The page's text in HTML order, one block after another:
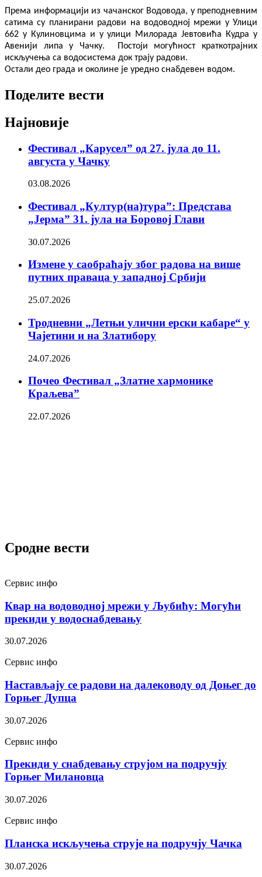
Према информацији из чачанског Водовода, у преподневним
сатима су планирани радови на водоводној мрежи у Улици
662 у Кулиновцима и у улици Милорада Јевтовића Кудра у
Авенији липа у Чачку. Постоји могућност краткотрајних
искључења са водосистема док трају радови.
Остали део града и околине је уредно снабдевен водом.
Поделите вести
Најновије
Фестивал „Карусел” од 27. јула до 11.
августа у Чачку
03.08.2026
Фестивал „Култур(на)тура”: Представа
„Јерма” 31. јула на Боровој Глави
30.07.2026
Измене у саобраћају због радова на више
путних праваца у западној Србији
25.07.2026
Тродневни „Летњи улични ерски кабаре“ у
Чајетини и на Златибору
24.07.2026
Почео Фестивал „Златне хармонике
Краљева”
22.07.2026
Сродне вести
Сервис инфо
Квар на водоводној мрежи у Љубићу: Могући
прекиди у водоснабдевању
30.07.2026
Сервис инфо
Настављају се радови на далеководу од Доњег до
Горњег Дупца
30.07.2026
Сервис инфо
Прекиди у снабдевању струјом на подручју
Горњег Милановца
30.07.2026
Сервис инфо
Планска искључења струје на подручју Чачка
30.07.2026